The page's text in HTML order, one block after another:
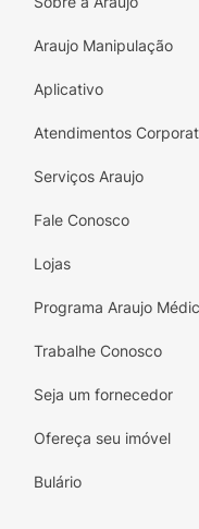
Araujo Manipulação
Aplicativo
Atendimentos
Serviços Araujo
Fale Conosco
Lojas
Programa Araujo
Trabalhe Conosco
Seja um fornecedor
Ofereça seu imóvel
Bulário